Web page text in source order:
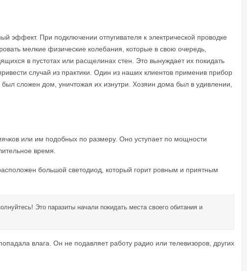
эффект. При подключении отпугивателя к электрической проводке
мелкие физические колебания, которые в свою очередь,
в пустотах или расщелинах стен. Это вынуждает их покидать
случай из практики. Один из наших клиентов применив прибор
сложен дом, уничтожая их изнутри. Хозяин дома был в удивлении,
или им подобных по размеру. Оно уступает по мощности
время.
большой светодиод, который горит ровным и приятным
Это паразиты начали покидать места своего обитания и
влага. Он не подавляет работу радио или телевизоров, других